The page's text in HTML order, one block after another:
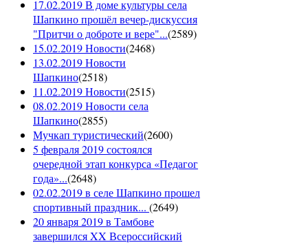
17.02.2019 В доме культуры села
Шапкино прошёл вечер-дискуссия
"Притчи о доброте и вере"...(2589)
15.02.2019 Новости(2468)
13.02.2019 Новости
Шапкино(2518)
11.02.2019 Новости(2515)
08.02.2019 Новости села
Шапкино(2855)
Мучкап туристический(2600)
5 февраля 2019 состоялся
очередной этап конкурса «Педагог
года»...(2648)
02.02.2019 в селе Шапкино прошел
спортивный праздник... (2649)
20 января 2019 в Тамбове
завершился XX Всероссийский